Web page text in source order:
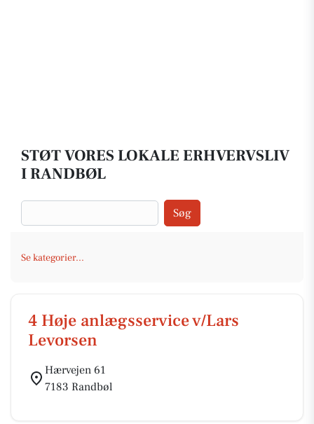
STØT VORES LOKALE ERHVERVSLIV
I RANDBØL
Søg
Se kategorier...
4 Høje anlægsservice v/Lars
Levorsen
Hærvejen 61
7183 Randbøl